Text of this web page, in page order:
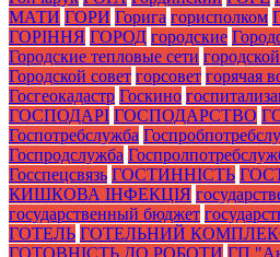
МАТИ ГОРИ Горига горисполком
ГОРІННЯ ГОРОД городские
Городские тепловые сети
Городской совет горсовет горячая
Госгеокадастр Госкино
ГОСПОДАРІ ГОСПОДАРСТВО
Госпотребслужба
Госпродслужба
Госспецсвязь ГОСТИННІСТЬ
КИШКОВА ІНФЕКЦІЯ
государственный бюджет
ГОТЕЛЬ ГОТЕЛЬНИЙ
ГОТОВНІСТЬ ДО РОБОТИ ГП